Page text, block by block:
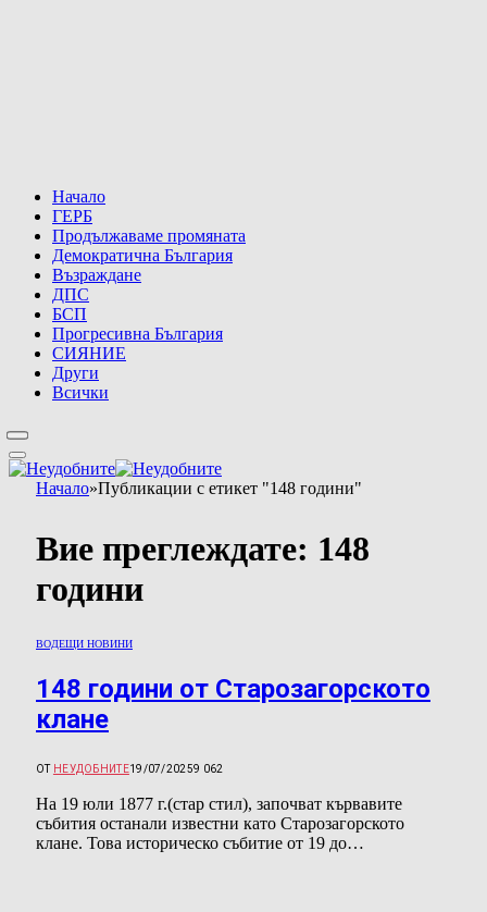
Начало
ГЕРБ
Продължаваме промяната
Демократична България
Възраждане
ДПС
БСП
Прогресивна България
СИЯНИЕ
Други
Всички
Начало»Публикации с етикет "148 години"
Вие преглеждате: 148
години
ВОДЕЩИ НОВИНИ
148 години от Старозагорското
клане
ОТ НЕУДОБНИТЕ19/07/20259 062
На 19 юли 1877 г.(стар стил), започват кървавите
събития останали известни като Старозагорското
клане. Това историческо събитие от 19 до…